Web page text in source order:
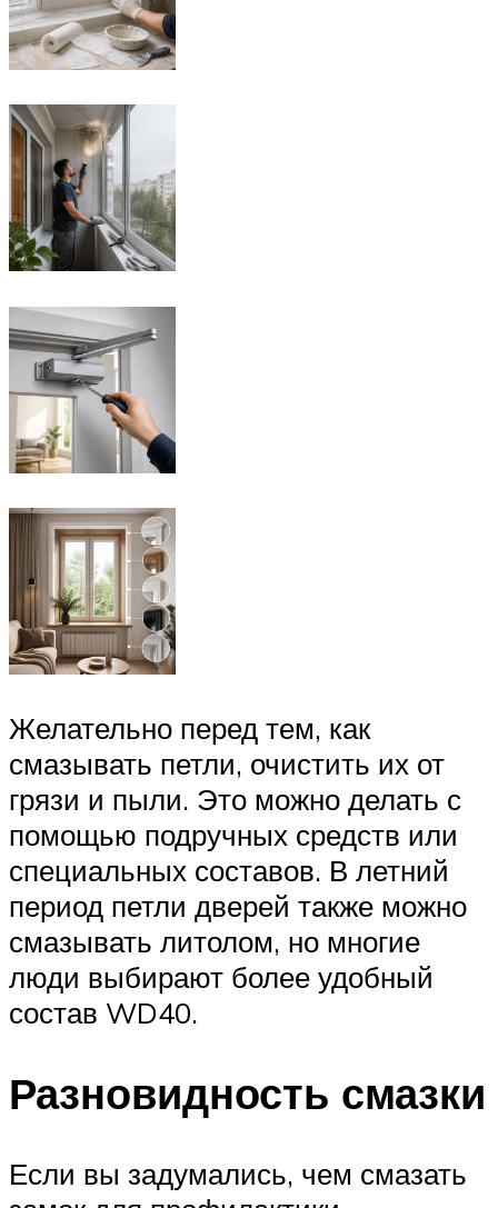
Желательно перед тем, как
смазывать петли, очистить их от
грязи и пыли. Это можно делать с
помощью подручных средств или
специальных составов. В летний
период петли дверей также можно
смазывать литолом, но многие
люди выбирают более удобный
состав WD40.
Разновидность смазки
Если вы задумались, чем смазать